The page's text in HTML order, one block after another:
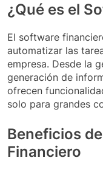
¿Qué es el
El software
automatizar las
empresa. Desde la
generación de
ofrecen
solo para grandes
Beneficios
Financiero